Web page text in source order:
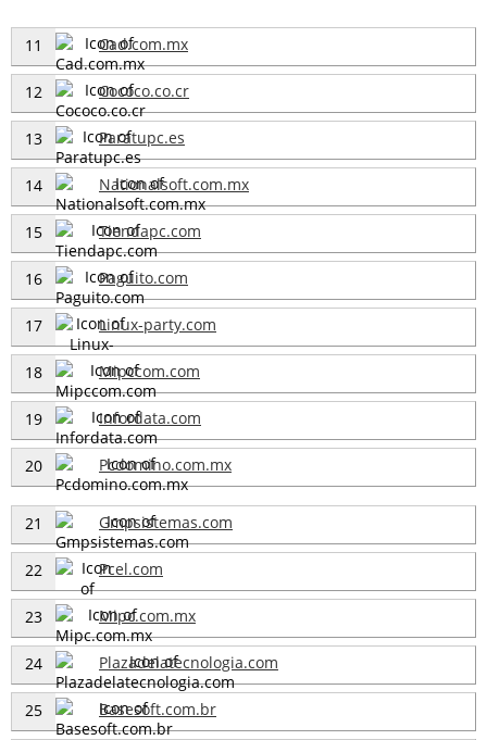
11 Cad.com.mx
12 Cococo.co.cr
13 Paratupc.es
14 Nationalsoft.com.mx
15 Tiendapc.com
16 Paguito.com
17 Linux-party.com
18 Mipccom.com
19 Infordata.com
20 Pcdomino.com.mx
21 Gmpsistemas.com
22 Pcel.com
23 Mipc.com.mx
24 Plazadelatecnologia.com
25 Basesoft.com.br